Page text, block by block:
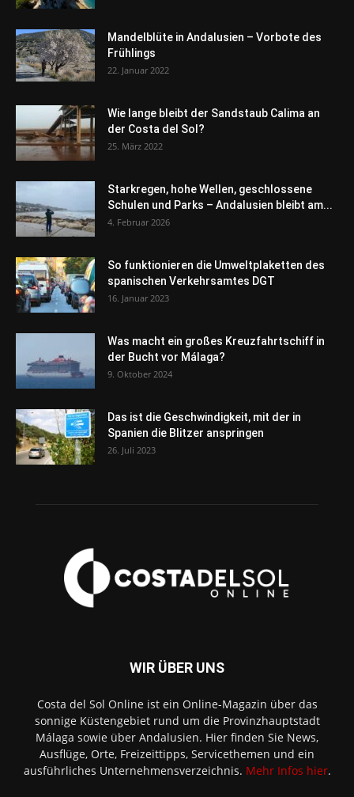
Mandelblüte in Andalusien – Vorbote des
Frühlings
22. Januar 2022
Wie lange bleibt der Sandstaub Calima an
der Costa del Sol?
25. März 2022
Starkregen, hohe Wellen, geschlossene
Schulen und Parks – Andalusien bleibt am...
4. Februar 2026
So funktionieren die Umweltplaketten des
spanischen Verkehrsamtes DGT
16. Januar 2023
Was macht ein großes Kreuzfahrtschiff in
der Bucht vor Málaga?
9. Oktober 2024
Das ist die Geschwindigkeit, mit der in
Spanien die Blitzer anspringen
26. Juli 2023
WIR ÜBER UNS
Costa del Sol Online ist ein Online-Magazin über das
sonnige Küstengebiet rund um die Provinzhauptstadt
Málaga sowie über Andalusien. Hier finden Sie News,
Ausflüge, Orte, Freizeittipps, Servicethemen und ein
ausführliches Unternehmensverzeichnis. Mehr Infos hier.